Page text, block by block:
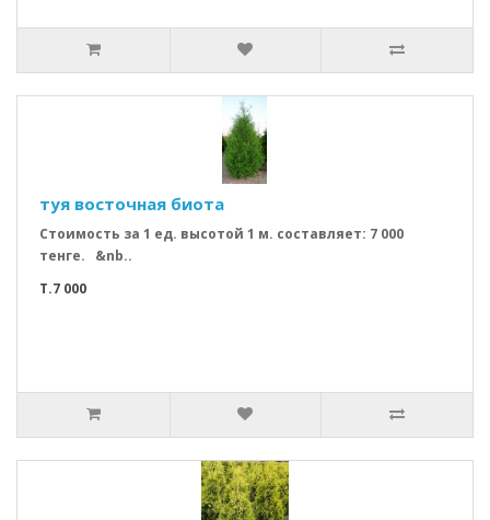
туя восточная биота
Стоимость за 1 ед. высотой 1 м. составляет: 7 000
тенге. &nb..
T.7 000